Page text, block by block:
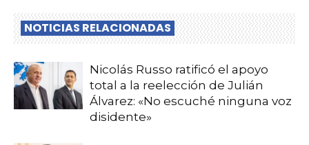
NOTICIAS RELACIONADAS
Nicolás Russo ratificó el apoyo
total a la reelección de Julián
Álvarez: «No escuché ninguna voz
disidente»